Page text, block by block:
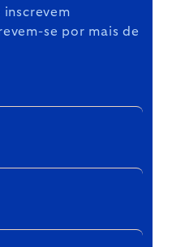
inscrevem
se por mais de